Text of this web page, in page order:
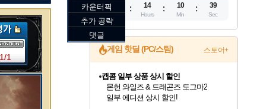
1/1
Days
14
Hours
10
Min
38
Sec
게임 핫딜 (PC/스팀) 스토어+
캡콤 일부 상품 상시 할인
몬헌 와일즈 & 드래곤즈 도그마2
일부 에디션 상시 할인!
카운터픽
추가 공략
댓글